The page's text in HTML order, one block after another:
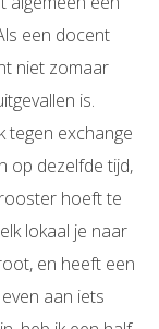
een docent
niet zomaar
is.
tegen exchange
op dezelfde tijd,
hoeft te
lokaal je naar
en heeft een
aan iets